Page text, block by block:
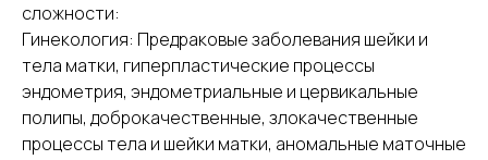
сложности:
Гинекология: Предраковые заболевания шейки и
тела матки, гиперпластические процессы
эндометрия, эндометриальные и цервикальные
полипы, доброкачественные, злокачественные
процессы тела и шейки матки, аномальные маточные